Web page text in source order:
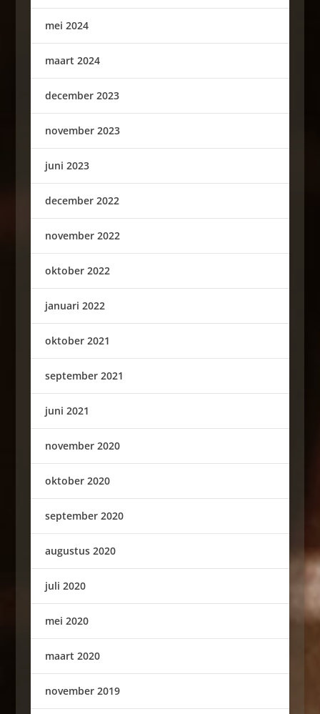
mei 2024
maart 2024
december 2023
november 2023
juni 2023
december 2022
november 2022
oktober 2022
januari 2022
oktober 2021
september 2021
juni 2021
november 2020
oktober 2020
september 2020
augustus 2020
juli 2020
mei 2020
maart 2020
november 2019